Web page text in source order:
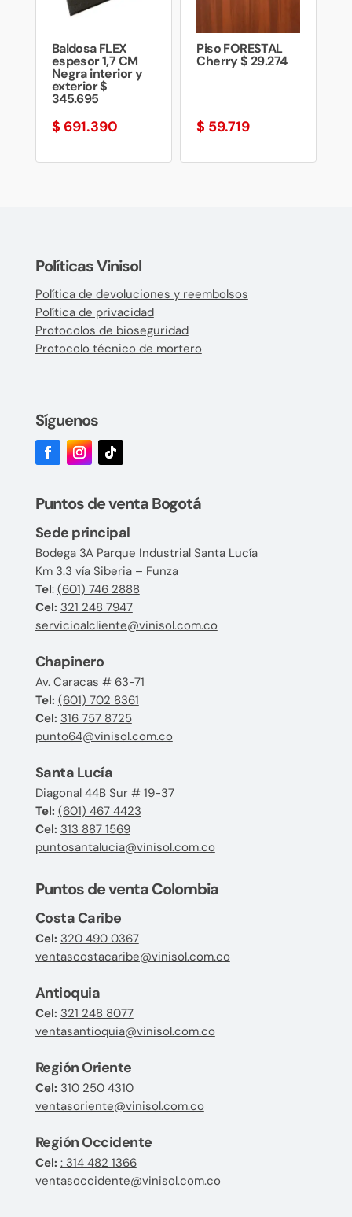
Baldosa FLEX
espesor 1,7 CM
Negra interior y
exterior $
345.695
$ 691.390
Piso FORESTAL
Cherry $ 29.274
$ 59.719
Políticas Vinisol
Política de devoluciones y reembolsos
Política de privacidad
Protocolos de bioseguridad
Protocolo técnico de mortero
Síguenos
Puntos de venta Bogotá
Sede principal
Bodega 3A Parque Industrial Santa Lucía
Km 3.3 vía Siberia – Funza
Tel: (601) 746 2888
Cel: 321 248 7947
servicioalcliente@vinisol.com.co
Chapinero
Av. Caracas # 63-71
Tel: (601) 702 8361
Cel: 316 757 8725
punto64@vinisol.com.co
Santa Lucía
Diagonal 44B Sur # 19-37
Tel: (601) 467 4423
Cel: 313 887 1569
puntosantalucia@vinisol.com.co
Puntos de venta Colombia
Costa Caribe
Cel: 320 490 0367
ventascostacaribe@vinisol.com.co
Antioquia
Cel: 321 248 8077
ventasantioquia@vinisol.com.co
Región Oriente
Cel: 310 250 4310
ventasoriente@vinisol.com.co
Región Occidente
Cel: : 314 482 1366
ventasoccidente@vinisol.com.co